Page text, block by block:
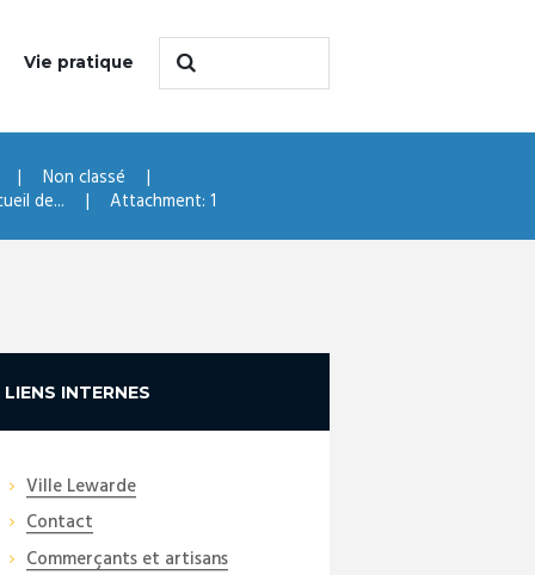
Vie pratique
Non classé
de...
Attachment: 1
LIENS INTERNES
Ville Lewarde
Contact
Commerçants et artisans